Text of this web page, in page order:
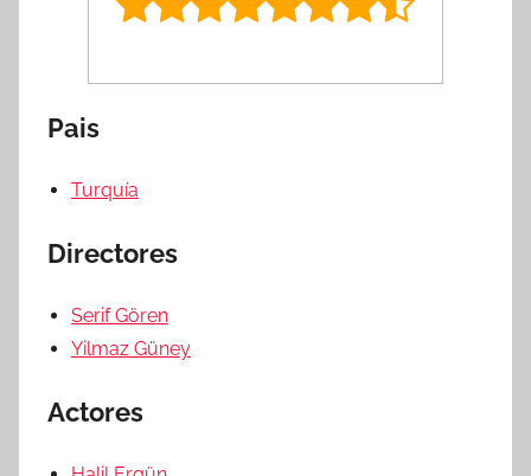
Pais
Turquía
Directores
Serif Gören
Yilmaz Güney
Actores